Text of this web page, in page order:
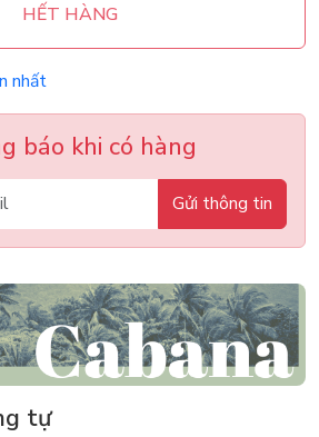
HẾT HÀNG
nhất
báo khi có hàng
Gửi thông tin
tự